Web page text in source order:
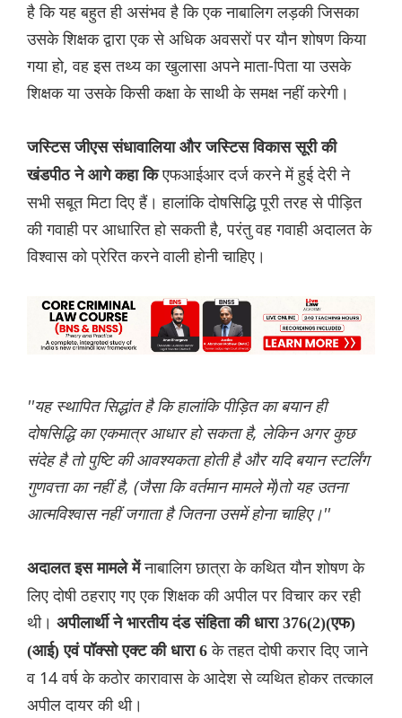
है कि यह बहुत ही असंभव है कि एक नाबालिग लड़की जिसका
उसके शिक्षक द्वारा एक से अधिक अवसरों पर यौन शोषण किया
गया हो, वह इस तथ्य का खुलासा अपने माता-पिता या उसके
शिक्षक या उसके किसी कक्षा के साथी के समक्ष नहीं करेगी।
जस्टिस जीएस संधावालिया और जस्टिस विकास सूरी की
खंडपीठ ने आगे कहा किएफआईआर दर्ज करने में हुई देरी ने
सभी सबूत मिटा दिए हैं। हालांकि दोषसिद्धि पूरी तरह से पीड़ित
की गवाही पर आधारित हो सकती है, परंतु वह गवाही अदालत के
विश्वास को प्रेरित करने वाली होनी चाहिए।
''यह स्थापित सिद्धांत है कि हालांकि पीड़ित का बयान ही
दोषसिद्धि का एकमात्र आधार हो सकता है, लेकिन अगर कुछ
संदेह है तो पुष्टि की आवश्यकता होती है और यदि बयान स्टर्लिंग
गुणवत्ता का नहीं है, (जैसा कि वर्तमान मामले में)तो यह उतना
आत्मविश्वास नहीं जगाता है जितना उसमें होना चाहिए।''
अदालत इस मामले मेंनाबालिग छात्रा के कथित यौन शोषण के
लिए दोषी ठहराए गए एक शिक्षक की अपील पर विचार कर रही
थी। अपीलार्थी ने भारतीय दंड संहिता की धारा 376(2)(एफ)
(आई) एवं पॉक्सो एक्ट की धारा 6के तहत दोषी करार दिए जाने
व 14 वर्ष के कठोर कारावास के आदेश से व्यथित होकर तत्काल
अपील दायर की थी।